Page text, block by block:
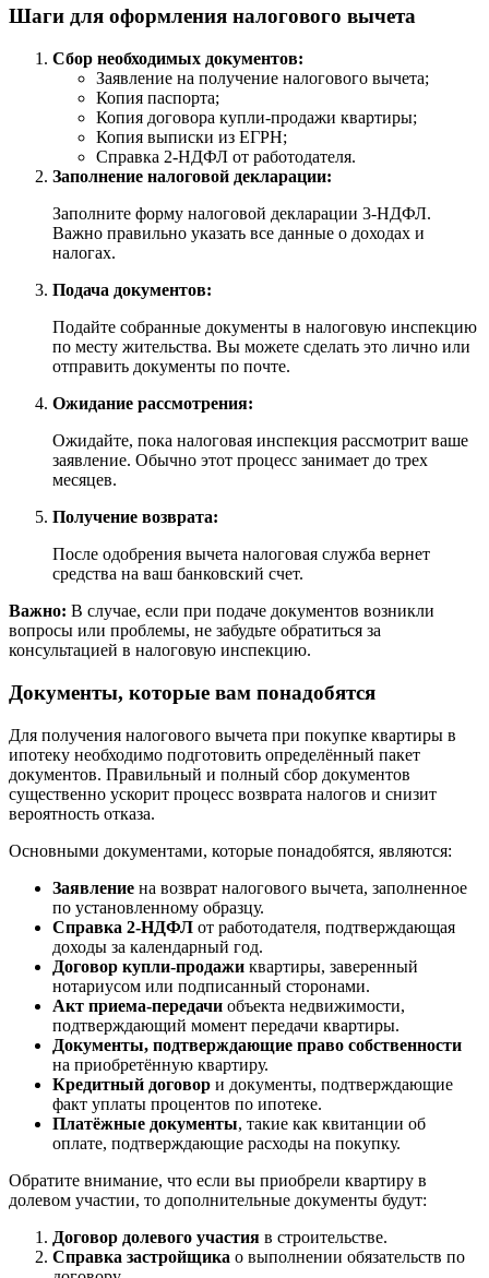
Шаги для оформления налогового вычета
Сбор необходимых документов:
Заявление на получение налогового вычета;
Копия паспорта;
Копия договора купли-продажи квартиры;
Копия выписки из ЕГРН;
Справка 2-НДФЛ от работодателя.
Заполнение налоговой декларации:
Заполните форму налоговой декларации 3-НДФЛ.
Важно правильно указать все данные о доходах и
налогах.
Подача документов:
Подайте собранные документы в налоговую инспекцию
по месту жительства. Вы можете сделать это лично или
отправить документы по почте.
Ожидание рассмотрения:
Ожидайте, пока налоговая инспекция рассмотрит ваше
заявление. Обычно этот процесс занимает до трех
месяцев.
Получение возврата:
После одобрения вычета налоговая служба вернет
средства на ваш банковский счет.
Важно: В случае, если при подаче документов возникли
вопросы или проблемы, не забудьте обратиться за
консультацией в налоговую инспекцию.
Документы, которые вам понадобятся
Для получения налогового вычета при покупке квартиры в
ипотеку необходимо подготовить определённый пакет
документов. Правильный и полный сбор документов
существенно ускорит процесс возврата налогов и снизит
вероятность отказа.
Основными документами, которые понадобятся, являются:
Заявление на возврат налогового вычета, заполненное
по установленному образцу.
Справка 2-НДФЛ от работодателя, подтверждающая
доходы за календарный год.
Договор купли-продажи квартиры, заверенный
нотариусом или подписанный сторонами.
Акт приема-передачи объекта недвижимости,
подтверждающий момент передачи квартиры.
Документы, подтверждающие право собственности
на приобретённую квартиру.
Кредитный договор и документы, подтверждающие
факт уплаты процентов по ипотеке.
Платёжные документы, такие как квитанции об
оплате, подтверждающие расходы на покупку.
Обратите внимание, что если вы приобрели квартиру в
долевом участии, то дополнительные документы будут:
Договор долевого участия в строительстве.
Справка застройщика о выполнении обязательств по